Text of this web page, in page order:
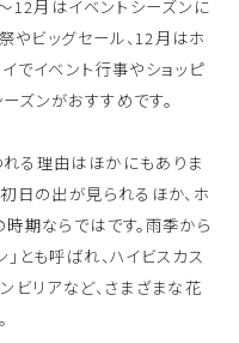
12月はイベントシーズンに
やビッグセール、12月はホ
でイベント行事やショッピ
ズンがおすすめです。
る理由はほかにもありま
日の出が見られるほか、ホ
時期ならではです。雨季から
とも呼ばれ、ハイビスカス
ビリアなど、さまざまな花